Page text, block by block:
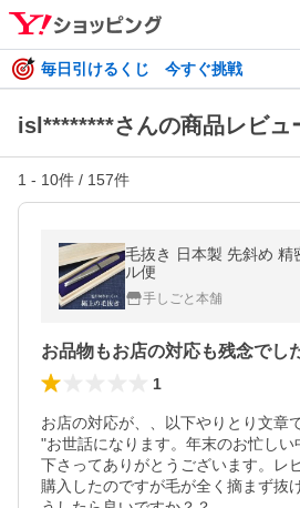
毎日引けるくじ 今すぐ挑戦
isl********さんの商品レビュ
1 - 10件 / 157件
毛抜き 日本製 先斜め 精
ル便
手しごと本舗
お品物もお店の対応も残念でし
1
お店の対応が、、以下やりとり文章で
"お世話になります。年末のお忙しい
下さってありがとうございます。レ
購入したのですが毛が全く摘まず抜